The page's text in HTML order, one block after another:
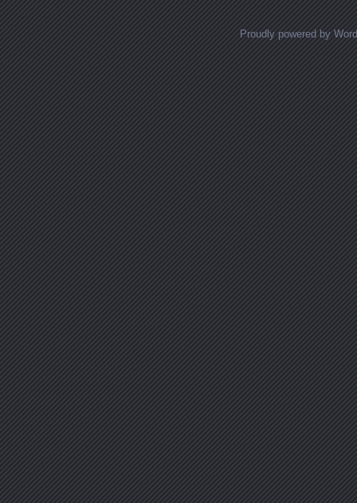
Proudly powered by